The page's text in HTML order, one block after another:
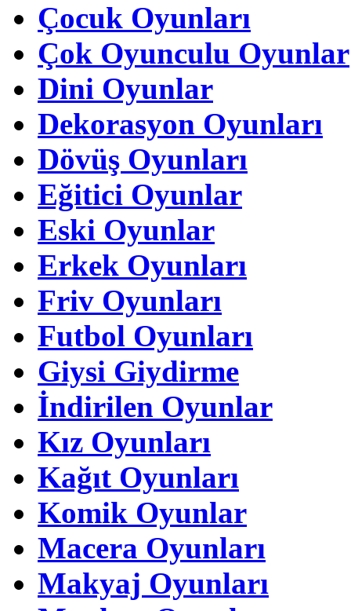
Çocuk Oyunları
Çok Oyunculu Oyunlar
Dini Oyunlar
Dekorasyon Oyunları
Dövüş Oyunları
Eğitici Oyunlar
Eski Oyunlar
Erkek Oyunları
Friv Oyunları
Futbol Oyunları
Giysi Giydirme
İndirilen Oyunlar
Kız Oyunları
Kağıt Oyunları
Komik Oyunlar
Macera Oyunları
Makyaj Oyunları